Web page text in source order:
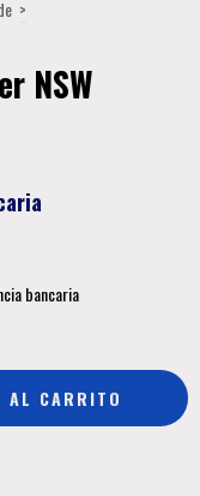
>
NSW
bancaria